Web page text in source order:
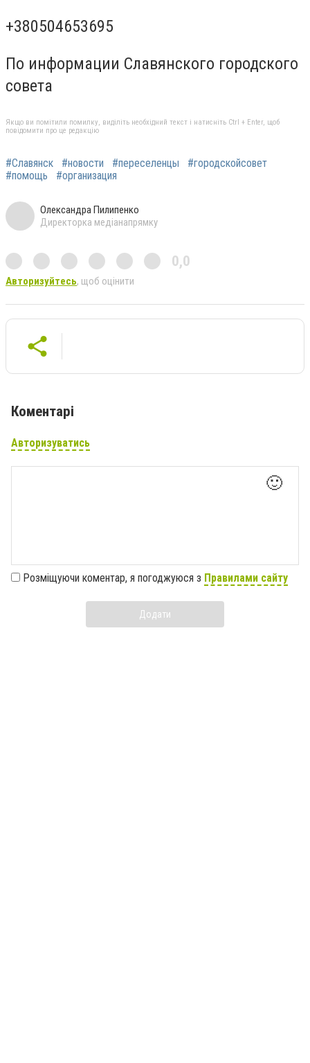
+380504653695
По информации Славянского городского
совета
Якщо ви помітили помилку, виділіть необхідний текст і натисніть Ctrl + Enter, щоб
повідомити про це редакцію
#Славянск #новости #переселенцы
#городскойсовет
#помощь
#организация
Олександра Пилипенко
Директорка медіанапрямку
0,0
Авторизуйтесь, щоб оцінити
Коментарі
Авторизуватись
🙂
Розміщуючи коментар, я погоджуюся з Правилами сайту
Додати